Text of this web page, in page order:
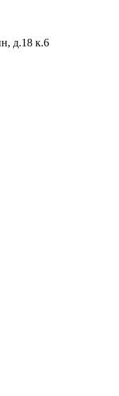
д.18 к.6